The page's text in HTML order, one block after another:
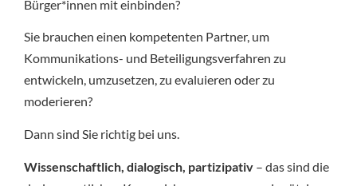
Bürger*innen mit einbinden?
Sie brauchen einen kompetenten Partner, um
Kommunikations- und Beteiligungsverfahren zu
entwickeln, umzusetzen, zu evaluieren oder zu
moderieren?
Dann sind Sie richtig bei uns.
Wissenschaftlich, dialogisch, partizipativ – das sind die